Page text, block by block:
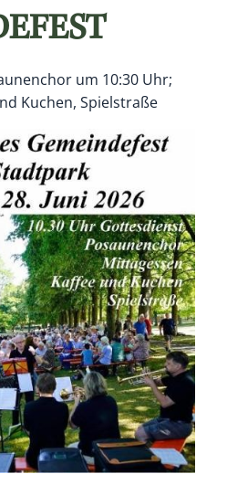
um 10:30 Uhr;
Kuchen, Spielstraße